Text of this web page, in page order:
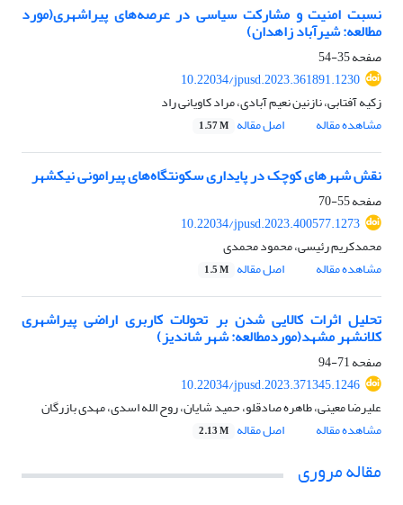
نسبت امنیت و مشارکت سیاسی در عرصه‌های پیراشهری(مورد
مطالعه: شیرآباد زاهدان)
صفحه35-54
10.22034/jpusd.2023.361891.1230
زکیه آفتابی، نازنین نعیم آبادی، مراد کاویانی راد
مشاهده مقاله
اصل مقاله 1.57 M
نقش شهرهای کوچک در پایداری سکونتگاه‌های پیرامونی نیکشهر
صفحه55-70
10.22034/jpusd.2023.400577.1273
محمدکریم رئیسی، محمود محمدی
مشاهده مقاله
اصل مقاله 1.5 M
تحلیل اثرات کالایی شدن بر تحولات کاربری اراضی پیراشهری
کلانشهر مشهد(موردمطالعه: شهر شاندیز)
صفحه71-94
10.22034/jpusd.2023.371345.1246
علیرضا معینی، طاهره صادقلو، حمید شایان، روح الله اسدی، مهدی بازرگان
مشاهده مقاله
اصل مقاله 2.13 M
مقاله مروری